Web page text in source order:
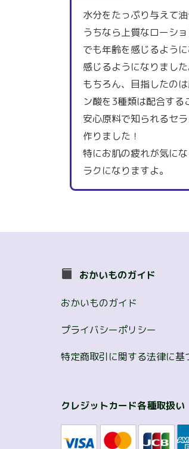
水分をたっぷり与えて
うちなら上質なローシ
でも年齢を感じるよう
感じるようになりました
もちろん、目指したの
ン酸を3種類は配合す
安心原料で知られるセ
作りました！
特にお肌の疲れが気に
ラクになりますよ。
おかいものガイド
おかいものガイド
プライバシーポリシー
特定商取引に関する法律に基
クレジットカード各種取扱い